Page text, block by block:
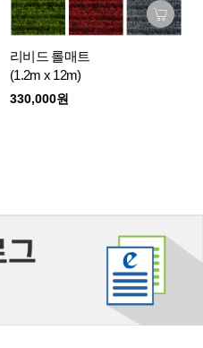
리비드 롤매트
(1.2m x 12m)
330,000원